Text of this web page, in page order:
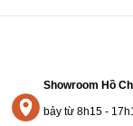
Showroom Hồ
bảy từ 8h15 -